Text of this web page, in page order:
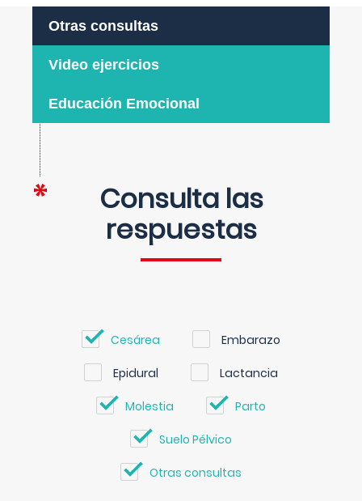
Otras consultas
Video ejercicios
Educación Emocional
Consulta las
respuestas
Cesárea Embarazo
Epidural Lactancia
Molestia Parto
Suelo Pélvico
Otras consultas